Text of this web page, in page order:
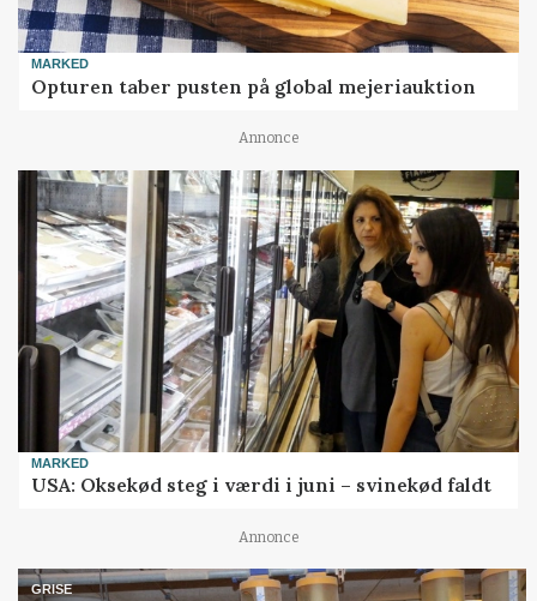
MARKED
Opturen taber pusten på global mejeriauktion
Annonce
MARKED
USA: Oksekød steg i værdi i juni – svinekød faldt
Annonce
GRISE